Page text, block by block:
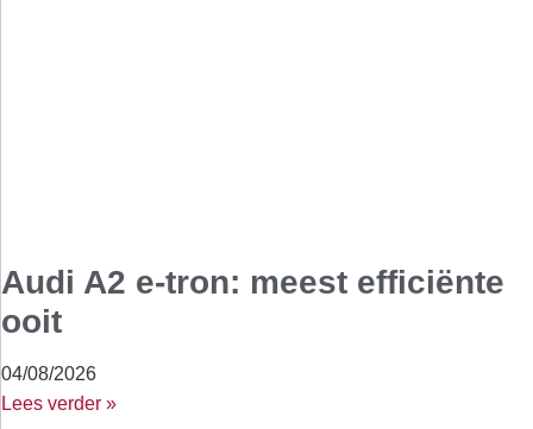
Audi A2 e-tron: meest efficiënte
ooit
04/08/2026
Lees verder »